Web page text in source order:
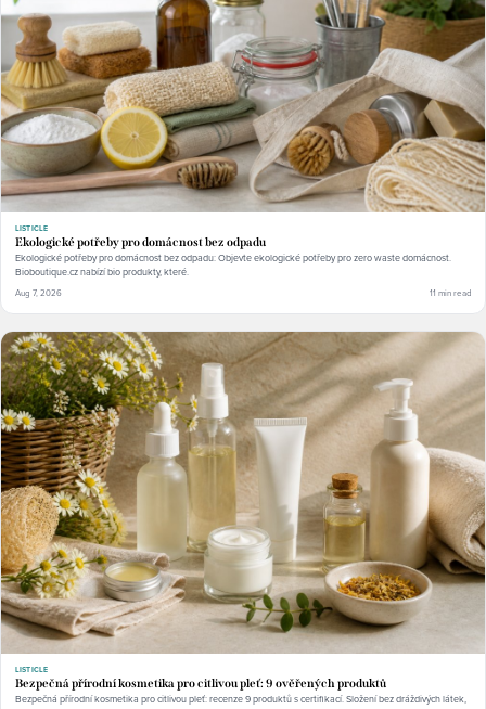
LISTICLE
Ekologické potřeby pro domácnost bez odpadu
Ekologické potřeby pro domácnost bez odpadu: Objevte ekologické potřeby pro zero waste domácnost.
Bioboutique.cz nabízí bio produkty, které.
Aug 7, 2026 11 min read
LISTICLE
Bezpečná přírodní kosmetika pro citlivou pleť: 9 ověřených produktů
Bezpečná přírodní kosmetika pro citlivou pleť: recenze 9 produktů s certifikací. Složení bez dráždivých látek,